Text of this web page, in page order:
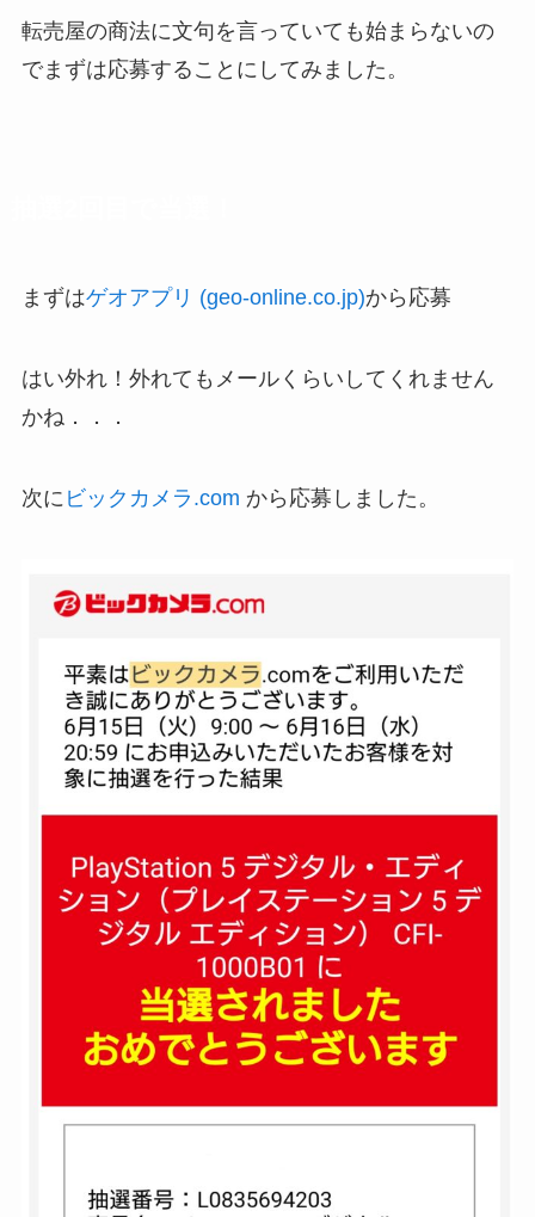
転売屋の商法に文句を言っていても始まらないの
でまずは応募することにしてみました。
まずはゲオアプリ (geo-online.co.jp)から応募
はい外れ！外れてもメールくらいしてくれません
かね．．．
次に ビックカメラ.com から応募しました。